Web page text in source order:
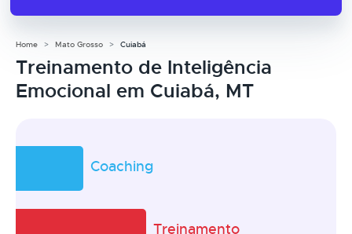
Home Mato Grosso Cuiabá
Treinamento de Inteligência
Emocional em Cuiabá, MT